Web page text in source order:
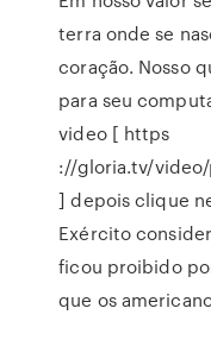
terra onde se
coração. Nosso
para seu
video [ https
://gloria.tv/video/
] depois clique
Exército
ficou proibido
que os